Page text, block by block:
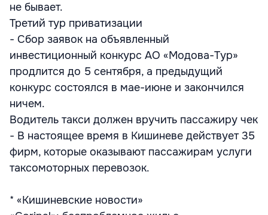
не бывает.
Третий тур приватизации
- Сбор заявок на объявленный
инвестиционный конкурс АО «Модова-Тур»
продлится до 5 сентября, а предыдущий
конкурс состоялся в мае-июне и закончился
ничем.
Водитель такси должен вручить пассажиру чек
- В настоящее время в Кишиневе действует 35
фирм, которые оказывают пассажирам услуги
таксомоторных перевозок.
* «Кишиневские новости»